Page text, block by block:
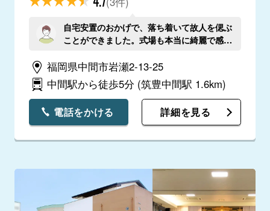
自宅安置のおかげで、落ち着いて故人を偲ぶ
ことができました。式場も本当に綺麗で感謝
福岡県中間市岩瀬2-13-25
中間駅から徒歩5分 (筑豊中間駅 1.6km)
電話をかける 詳細を見る